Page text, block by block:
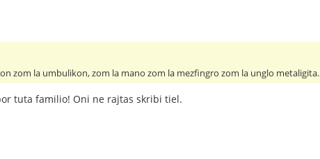
zom la umbulikon, zom la mano zom la mezfingro zom la unglo metaligita.
tuta familio! Oni ne rajtas skribi tiel.